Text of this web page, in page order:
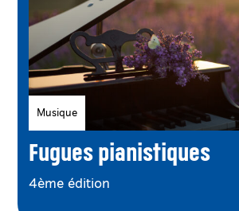
Fugues pianistiques
Musique
4ème édition